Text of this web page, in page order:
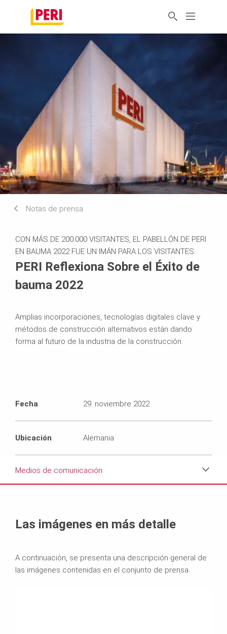
Notas de prensa
CON MÁS DE 200.000 VISITANTES, EL PABELLÓN DE PERI
EN BAUMA 2022 FUE UN IMÁN PARA LOS VISITANTES.
PERI Reflexiona Sobre el Éxito de
bauma 2022
Amplias incorporaciones, tecnologías digitales clave y
métodos de construcción alternativos están dando
forma al futuro de la industria de la construcción.
Fecha 29. noviembre 2022
Ubicación Alemania
Medios de comunicación
Texto
Las imágenes en más detalle
A continuación, se presenta una descripción general de
las imágenes contenidas en el conjunto de prensa.